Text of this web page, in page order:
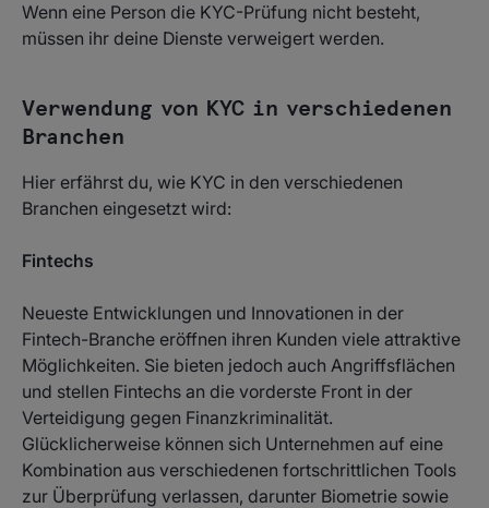
Wenn eine Person die KYC-Prüfung nicht besteht,
müssen ihr deine Dienste verweigert werden.
Verwendung von KYC in verschiedenen
Branchen
Hier erfährst du, wie KYC in den verschiedenen
Branchen eingesetzt wird:
Fintechs
Neueste Entwicklungen und Innovationen in der
Fintech-Branche eröffnen ihren Kunden viele attraktive
Möglichkeiten. Sie bieten jedoch auch Angriffsflächen
und stellen Fintechs an die vorderste Front in der
Verteidigung gegen Finanzkriminalität.
Glücklicherweise können sich Unternehmen auf eine
Kombination aus verschiedenen fortschrittlichen Tools
zur Überprüfung verlassen, darunter Biometrie sowie